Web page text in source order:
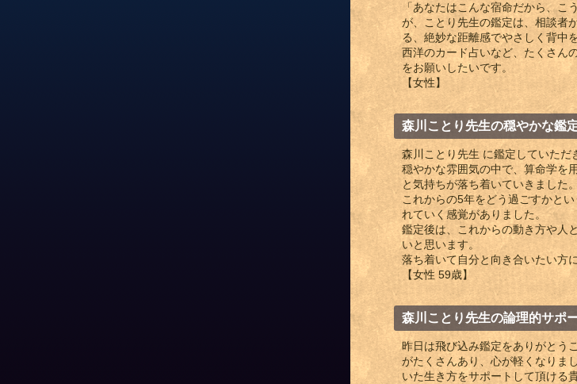
「あなたはこんな宿命だから、
が、ことり先生の鑑定は、相談者
る、絶妙な距離感でやさしく背中
西洋のカード占いなど、たくさん
をお願いしたいです。
【女性】
森川ことり先生の穏やかな鑑
森川ことり先生 に鑑定していただ
穏やかな雰囲気の中で、算命学を
と気持ちが落ち着いていきました。
これからの5年をどう過ごすかと
れていく感覚がありました。
鑑定後は、これからの動き方や人
いと思います。
落ち着いて自分と向き合いたい方
【女性 59歳】
森川ことり先生の論理的サポ
昨日は飛び込み鑑定をありがとう
がたくさんあり、心が軽くなりま
いた生き方をサポートして頂ける